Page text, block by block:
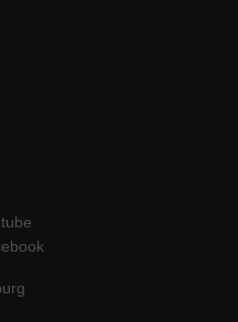
Media-Plattformen werden
von externen Medien akzeptiert
keiner manuellen Einwilligung